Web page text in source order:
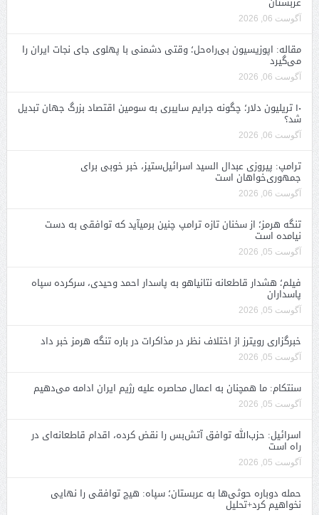
آگوست 06, 2026
مقاله: اپوزیسیون بی‌راه‌حل؛ وقتی دشمنی با پهلوی جای نجات ایران را
می‌گیرد
آگوست 06, 2026
۱۰ تریلیون دلار؛ چگونه جرایم سایبری به سومین اقتصاد بزرگ جهان تبدیل
شد؟
آگوست 06, 2026
ترامپ: پیروزی عبدال السید اسرائیل‌ستیز، خبر خوبی برای
جمهوری‌خواهان است
آگوست 06, 2026
تنگه هرمز؛ از سخنان تازه ترامپ چنین برمیآید که توافقی به دست
نیامده است
آگوست 05, 2026
فیلم؛ هشدار قاطعانه نتانیاهو به پاسدار احمد وحیدی، سرکرده سپاه
پاسداران
آگوست 05, 2026
خبرگزاری رویترز از اختلاف نظر در مذاکرات در باره تنگه هرمز خبر داد
آگوست 05, 2026
سنتکام: ما همچنان به اعمال محاصره علیه رژیم ایران ادامه می‌دهیم
آگوست 05, 2026
اسرائیل: حزب‌الله توافق آتش‌بس را نقض کرده، اقدام قاطعانه‌ای در
راه است
آگوست 05, 2026
حمله دوباره حوثی‌ها به عربستان؛ سپاه: هیچ توافقی را نهایی
نخواهیم کرد+تحلیل